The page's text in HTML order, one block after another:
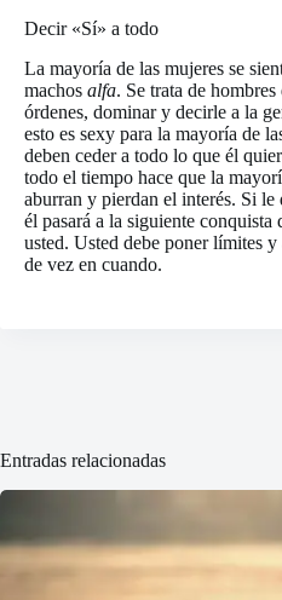
Decir «Sí» a todo
La mayoría de las mujeres se
machos alfa. Se trata de
órdenes, dominar y decirle a la
esto es sexy para la mayoría de
deben ceder a todo lo que él
todo el tiempo hace que la
aburran y pierdan el interés. Si le
él pasará a la siguiente conquista
usted. Usted debe poner límites
de vez en cuando.
Entradas relacionadas